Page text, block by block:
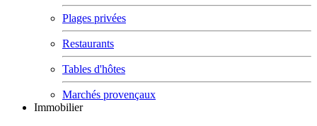
Plages privées
Restaurants
Tables d'hôtes
Marchés provençaux
Immobilier